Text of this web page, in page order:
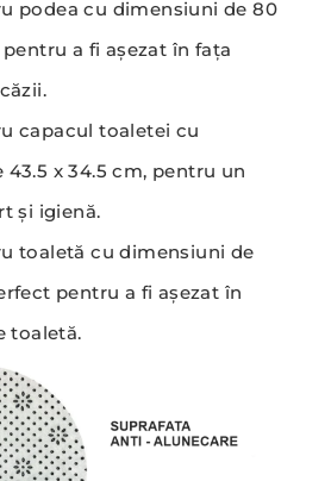
podea cu dimensiuni de 80
a fi așezat în fața
capacul toaletei cu
x 34.5 cm, pentru un
și igienă.
toaletă cu dimensiuni de
pentru a fi așezat în
toaletă.